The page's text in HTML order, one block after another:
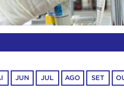
JUN JUL AGO SET